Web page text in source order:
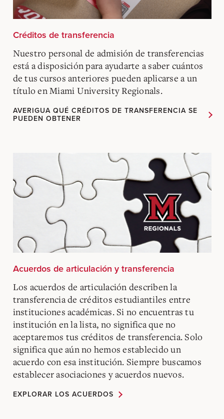
Créditos de transferencia
Nuestro personal de admisión de transferencias
está a disposición para ayudarte a saber cuántos
de tus cursos anteriores pueden aplicarse a un
título en Miami University Regionals.
AVERIGUA QUÉ CRÉDITOS DE TRANSFERENCIA SE
PUEDEN OBTENER
Acuerdos de articulación y transferencia
Los acuerdos de articulación describen la
transferencia de créditos estudiantiles entre
instituciones académicas. Si no encuentras tu
institución en la lista, no significa que no
aceptaremos tus créditos de transferencia. Solo
significa que aún no hemos establecido un
acuerdo con esa institución. Siempre buscamos
establecer asociaciones y acuerdos nuevos.
EXPLORAR LOS ACUERDOS